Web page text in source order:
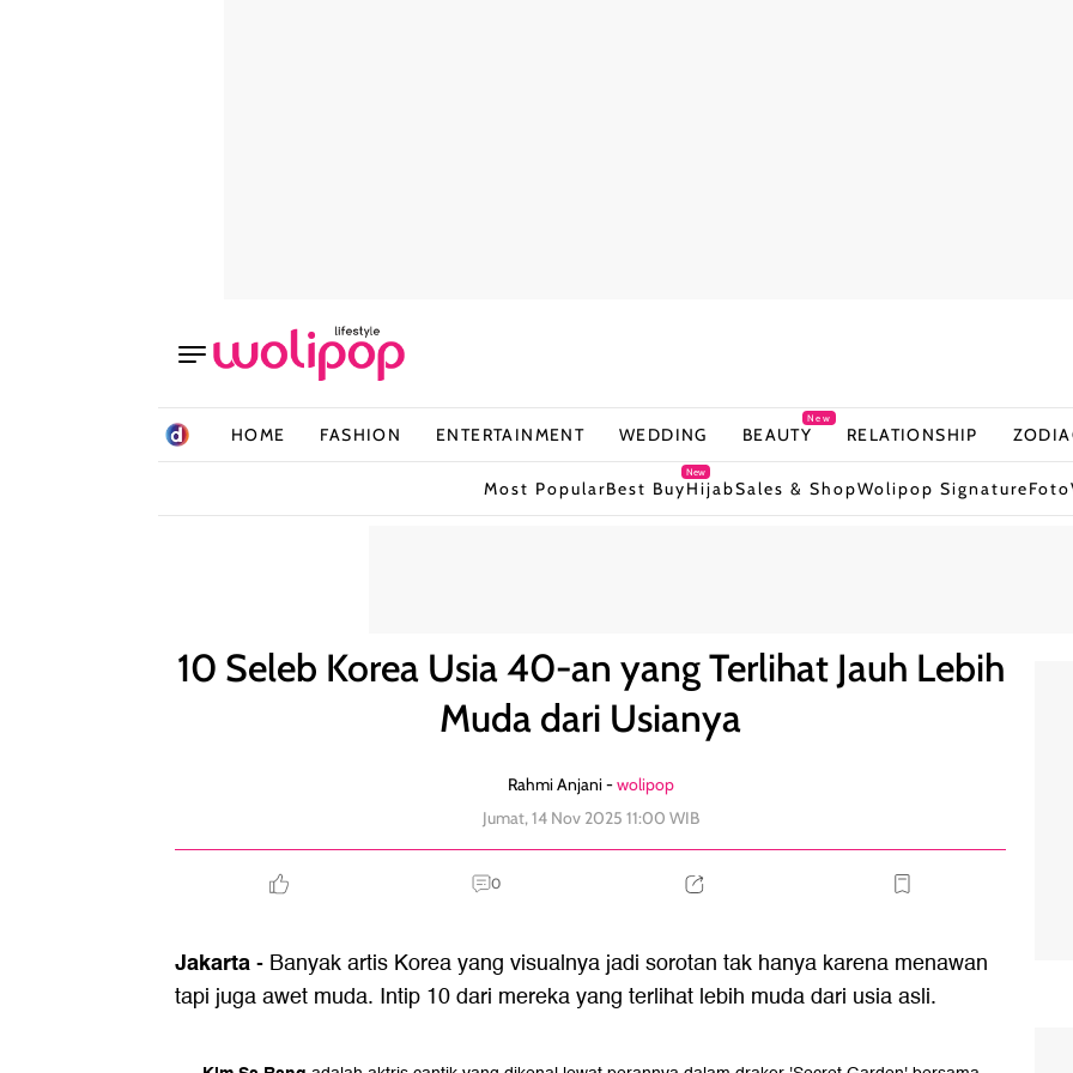
HOME FASHION ENTERTAINMENT WEDDING BEAUTY
New
RELATIONSHIP
Most PopularBest Buy
New
HijabSales & ShopWolipop SignatureFoto
10 Seleb Korea Usia 40-an yang Terlihat Jauh Lebih
Muda dari Usianya
Rahmi Anjani -wolipop
Jumat, 14 Nov 2025 11:00 WIB
0
Jakarta- Banyak artis Korea yang visualnya jadi sorotan tak hanya karena menawan
tapi juga awet muda. Intip 10 dari mereka yang terlihat lebih muda dari usia asli.